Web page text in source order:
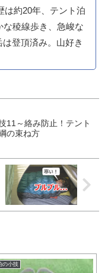
は約20年、テント泊
な稜線歩き、急峻な
登頂済み。山好き
11～絡み防止！テント
の束ね方
の小技